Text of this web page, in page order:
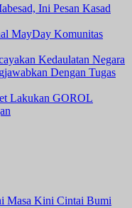
Ini Pesan Kasad
MayDay Komunitas
Kedaulatan Negara
Dengan Tugas
Lakukan GOROL
Masa Kini Cintai Bumi